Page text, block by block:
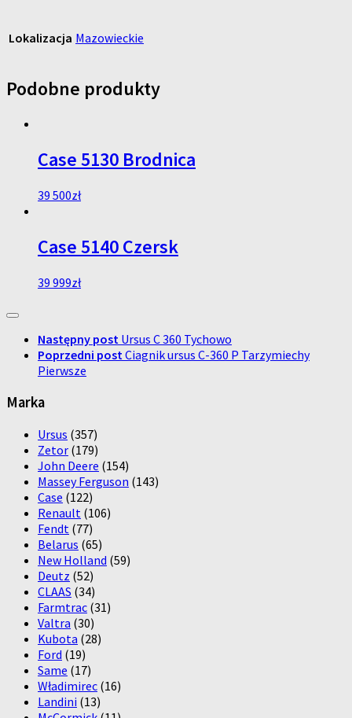
Lokalizacja Mazowieckie
Podobne produkty
Case 5130 Brodnica
39 500zł
Case 5140 Czersk
39 999zł
Następny post Ursus C 360 Tychowo
Poprzedni postCiagnik ursus C-360 P Tarzymiechy
Pierwsze
Marka
Ursus (357)
Zetor (179)
John Deere (154)
Massey Ferguson (143)
Case (122)
Renault (106)
Fendt (77)
Belarus (65)
New Holland (59)
Deutz (52)
CLAAS (34)
Farmtrac (31)
Valtra (30)
Kubota (28)
Ford (19)
Same (17)
Władimirec (16)
Landini (13)